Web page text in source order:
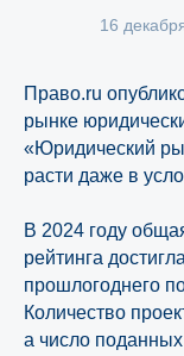
16
Право.ru
рынке
«Юридический
расти даже в
В 2024 году
рейтинга
прошлогоднего
Количество
а число поданных